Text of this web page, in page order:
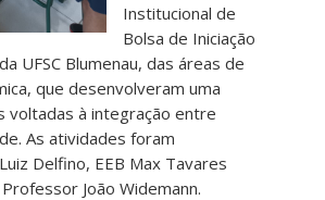
Institucional de
Bolsa de Iniciação
UFSC Blumenau, das áreas de
que desenvolveram uma
voltadas à integração entre
As atividades foram
Delfino, EEB Max Tavares
João Widemann.